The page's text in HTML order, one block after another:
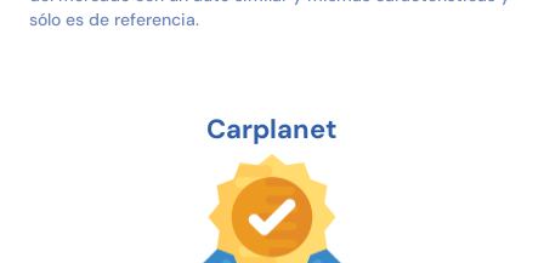
sólo es de referencia.
Carplanet